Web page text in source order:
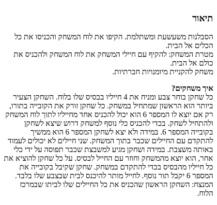
תיאור
הסבלנות משעשעת ומשתלמת. הקיפו את לוח המשחק והכניסו את כל
הכלים אל הבית.
מטרת המשחק: להקיף עם חיילי המשחק את לוח המשחק ולהכניס את
כולם אל הבית.
משחק להקניית מיומנויות חברתיות.
איך משחקים?
כל שחקן בוחר צבע ומניח את 4 חייליו בבסיס שלו בלוח. השחקן הצעיר
ביותר הוא הראשון שמתחיל במשחק. כל שחקן זורק את הקובייה בתורו,
רק אם יוצא לו המספר 6 הוא יכול להכניס אחד מחייליו לתוך לוח המשחק
ולהתחיל לשחק. בכדי להכניס כלי נוסף למשחק דרוש שיצא לשחקן
בקובייה המספר 6. במידה ולא יצא לשחקן המספר 6 הוא ממשיך
להתקדם עם החיילים שכבר בתוך המשחק. שני חיילים לא יכולים לעמוד
באותה משצבת. במידה ושחקן מגיע למשבצת שכבר תפוסה על ידי כלי
אחר, הוא יוצא מהמשחק וחוזר עם החייל לבסיס. על כל שחקן להוציא את
כל חייליו מהבסיס בכדי להתקדם במשחק. שחקן שקיבל בקובייה את
המספר 6 יקבל תור נוסף. לחייל מותר להיכנס לבית שבצבע שלו בלבד.
המנצח: השחקן הראשון שהכניס את כל החיילים שלו לביתו שבמרכז
הלוח.